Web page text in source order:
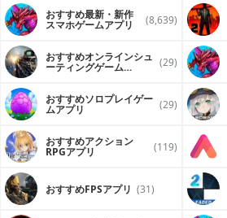
おすすめ最新・新作
スマホゲームアプリ (8,639)
おすすめオンラインシュ
ーティングゲーム (29)
おすすめソロプレイゲー
ムアプリ (29)
おすすめアクション
RPGアプリ (119)
おすすめFPSアプリ (31)